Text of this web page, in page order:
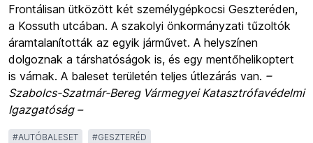
Frontálisan ütközött két személygépkocsi Geszteréden,
a Kossuth utcában. A szakolyi önkormányzati tűzoltók
áramtalanították az egyik járművet. A helyszínen
dolgoznak a társhatóságok is, és egy mentőhelikoptert
is várnak. A baleset területén teljes útlezárás van. –
Szabolcs-Szatmár-Bereg Vármegyei Katasztrófavédelmi
Igazgatóság –
#AUTÓBALESET #GESZTERÉD